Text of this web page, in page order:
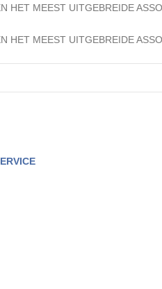
HET MEEST UITGEBREIDE
HET MEEST UITGEBREIDE